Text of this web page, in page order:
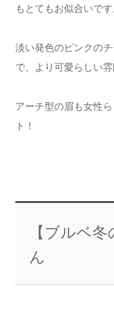
もとてもお似合いです
淡い発色のピンクの
で、より可愛らしい
アーチ型の眉も女性
ト！
【ブルベ
ん